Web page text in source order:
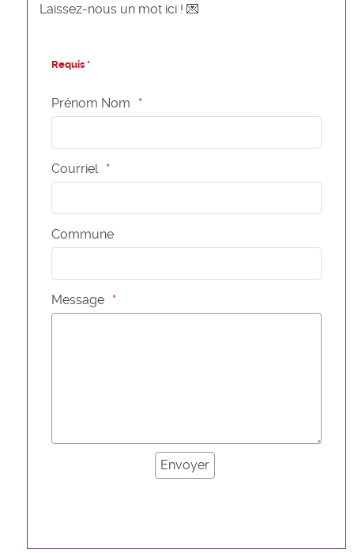
Laissez-nous un mot ici ! 💌
Requis *
Prénom Nom
Courriel
Commune
Message